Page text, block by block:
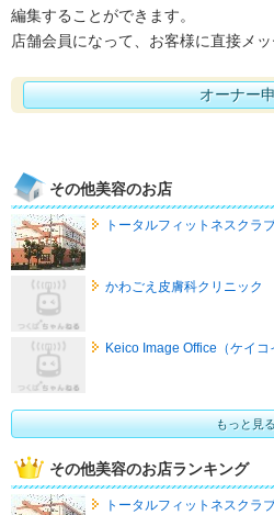
編集することができます。
店舗会員になって、お客様に直接メ
オーナー
その他美容のお店
トータルフィットネスクラ
かわごえ皮膚科クリニック
Keico Image Office（ケイコ
もっと見る
その他美容のお店ランキング
トータルフィットネスクラ